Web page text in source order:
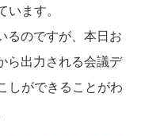
ます。
るのですが、本日お
ら出力される会議デ
しができることがわ